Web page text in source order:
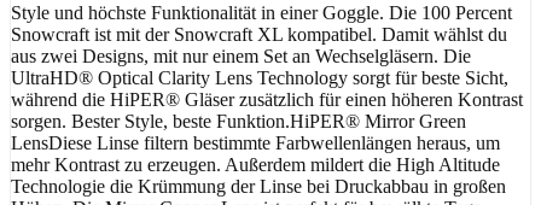
Style und höchste Funktionalität in einer Goggle. Die 100 Percent
Snowcraft ist mit der Snowcraft XL kompatibel. Damit wählst du
aus zwei Designs, mit nur einem Set an Wechselgläsern. Die
UltraHD® Optical Clarity Lens Technology sorgt für beste Sicht,
während die HiPER® Gläser zusätzlich für einen höheren Kontrast
sorgen. Bester Style, beste Funktion.HiPER® Mirror Green
LensDiese Linse filtern bestimmte Farbwellenlängen heraus, um
mehr Kontrast zu erzeugen. Außerdem mildert die High Altitude
Technologie die Krümmung der Linse bei Druckabbau in großen